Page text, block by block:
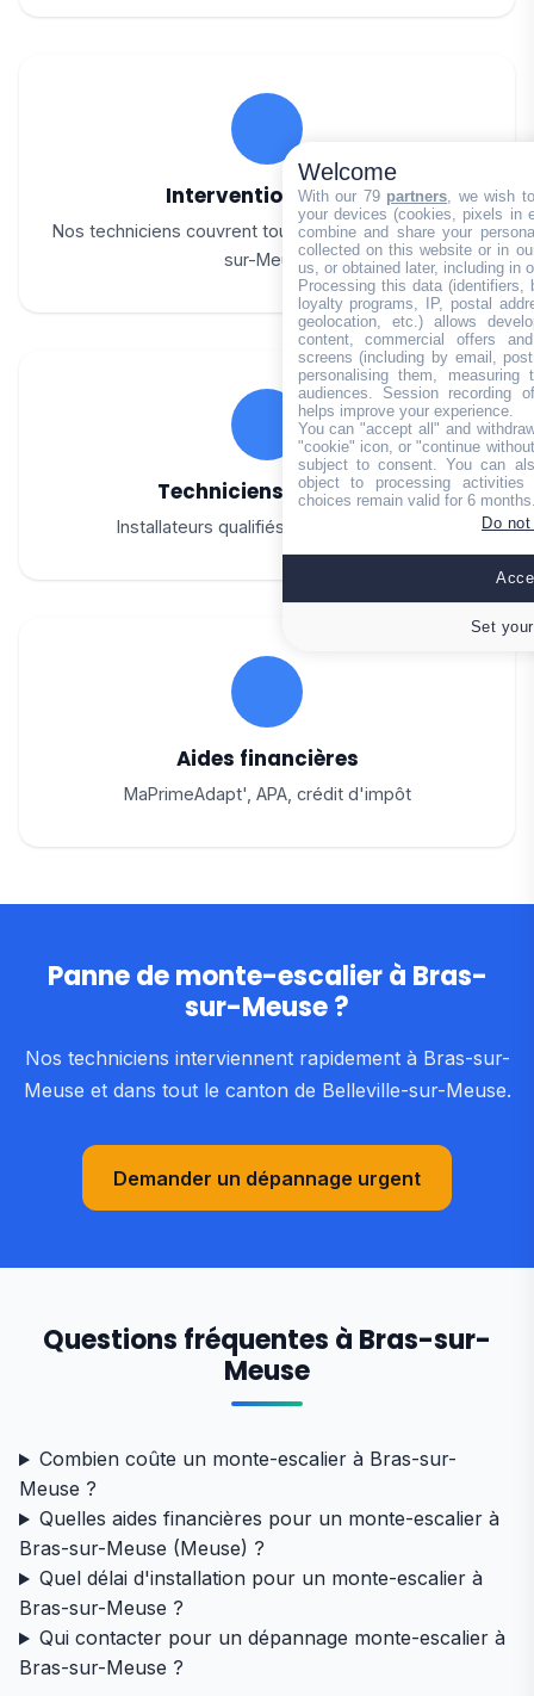
Intervention rapide
Nos techniciens couvrent tout le canton de Belleville-
sur-Meuse
Techniciens certifiés
Installateurs qualifiés toutes marques
Aides financières
MaPrimeAdapt', APA, crédit d'impôt
Panne de monte-escalier à Bras-
sur-Meuse ?
Nos techniciens interviennent rapidement à Bras-sur-
Meuse et dans tout le canton de Belleville-sur-Meuse.
Demander un dépannage urgent
Questions fréquentes à Bras-sur-
Meuse
Combien coûte un monte-escalier à Bras-sur-
Meuse ?
Quelles aides financières pour un monte-escalier à
Bras-sur-Meuse (Meuse) ?
Quel délai d'installation pour un monte-escalier à
Bras-sur-Meuse ?
Qui contacter pour un dépannage monte-escalier à
Bras-sur-Meuse ?
Welcome
With our 79 partners, we wish
your devices (cookies, pixels in
combine and share your
collected on this website or in
us, or obtained later, including in
Processing this data (identifiers,
loyalty programs, IP, postal
geolocation, etc.) allows
content, commercial offers
screens (including by email,
personalising them, measuring
audiences. Session recording
helps improve your experience.
You can "accept all" and
"cookie" icon, or "continue
subject to consent. You can
object to processing
choices remain valid for 6
Do
Set